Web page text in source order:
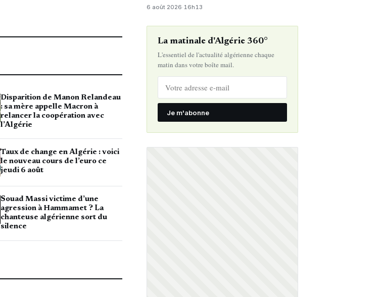
Disparition de Manon Relandeau
: sa mère appelle Macron à
relancer la coopération avec
l’Algérie
Taux de change en Algérie : voici
le nouveau cours de l’euro ce
jeudi 6 août
Souad Massi victime d’une
agression à Hammamet ? La
chanteuse algérienne sort du
silence
6 août 2026· 16h13
La matinale d'Algérie 360°
L'essentiel de l'actualité algérienne chaque
matin dans votre boîte mail.
Je m'abonne